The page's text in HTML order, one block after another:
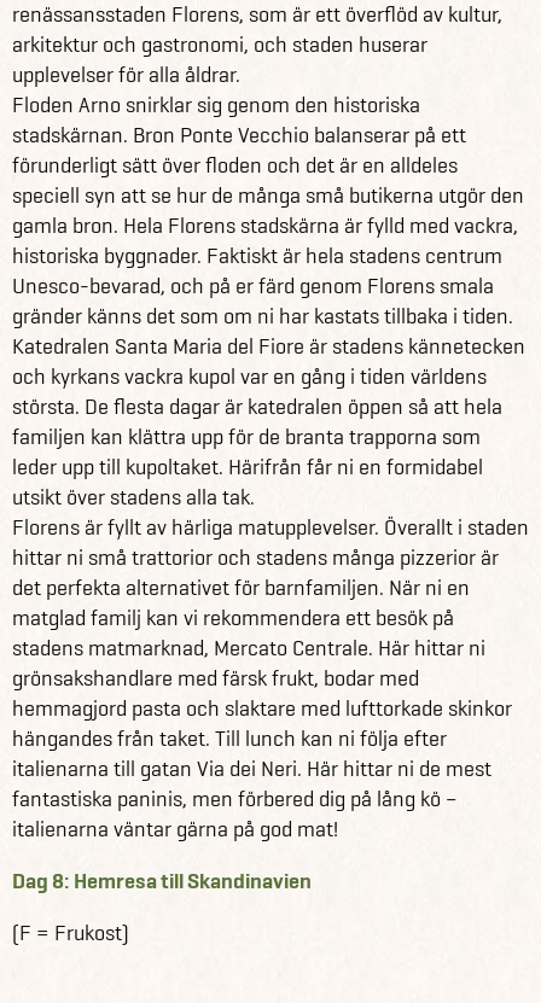
renässansstaden Florens, som är ett överflöd av kultur,
arkitektur och gastronomi, och staden huserar
upplevelser för alla åldrar.
Floden Arno snirklar sig genom den historiska
stadskärnan. Bron Ponte Vecchio balanserar på ett
förunderligt sätt över floden och det är en alldeles
speciell syn att se hur de många små butikerna utgör den
gamla bron. Hela Florens stadskärna är fylld med vackra,
historiska byggnader. Faktiskt är hela stadens centrum
Unesco-bevarad, och på er färd genom Florens smala
gränder känns det som om ni har kastats tillbaka i tiden.
Katedralen Santa Maria del Fiore är stadens kännetecken
och kyrkans vackra kupol var en gång i tiden världens
största. De flesta dagar är katedralen öppen så att hela
familjen kan klättra upp för de branta trapporna som
leder upp till kupoltaket. Härifrån får ni en formidabel
utsikt över stadens alla tak.
Florens är fyllt av härliga matupplevelser. Överallt i staden
hittar ni små trattorior och stadens många pizzerior är
det perfekta alternativet för barnfamiljen. När ni en
matglad familj kan vi rekommendera ett besök på
stadens matmarknad, Mercato Centrale. Här hittar ni
grönsakshandlare med färsk frukt, bodar med
hemmagjord pasta och slaktare med lufttorkade skinkor
hängandes från taket. Till lunch kan ni följa efter
italienarna till gatan Via dei Neri. Här hittar ni de mest
fantastiska paninis, men förbered dig på lång kö –
italienarna väntar gärna på god mat!
Dag 8: Hemresa till Skandinavien
(F = Frukost)